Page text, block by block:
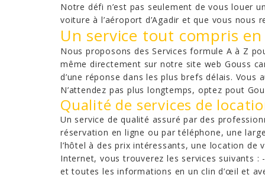
Notre défi n’est pas seulement de vous louer
voiture à l’aéroport d’Agadir et que vous nous
Un service tout compris
Nous proposons des Services formule A à Z
même directement sur notre site web Gouss
d’une réponse dans les plus brefs délais.
N’attendez pas plus longtemps, optez pout
Qualité de services de
Un service de qualité assuré par des
réservation en ligne ou par téléphone, une
l’hôtel à des prix intéressants, une location
Internet, vous trouverez les services suivants
et toutes les informations en un clin d’œil et